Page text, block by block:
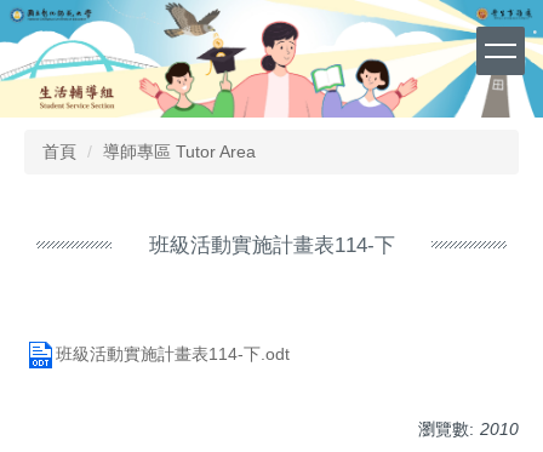
跳
到
主
內
班級活動實施計畫表114-下
網站導覽 (Site Map)
首頁 導師專區 Tutor Area
班級活動實施計畫表114-下
班級活動實施計畫表114-下.odt
瀏覽數: 2010